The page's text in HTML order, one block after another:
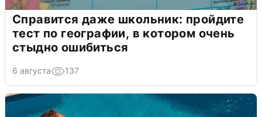
Справится даже школьник: пройдите
тест по географии, в котором очень
стыдно ошибиться
6 августа 137